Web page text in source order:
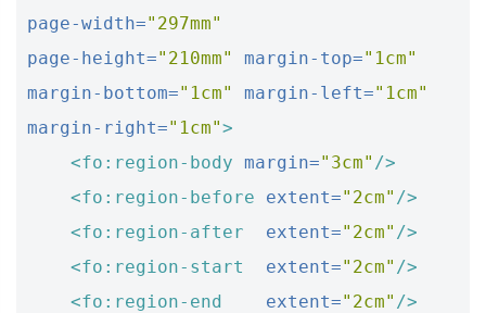
page-width="297mm"
page-height="210mm" margin-top="1cm"
margin-bottom="1cm" margin-left="1cm"
margin-right="1cm">
<fo:region-body margin="3cm" />
<fo:region-before
extent="2cm" />
<fo:region-after
extent="2cm" />
<fo:region-start
extent="2cm" />
<fo:region-end
extent="2cm" />